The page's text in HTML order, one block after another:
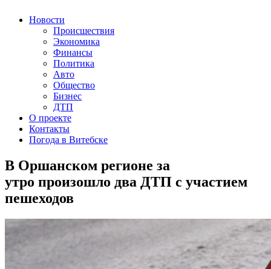
Новости
Происшествия
Экономика
Финансы
Политика
Авто
Общество
Бизнес
ДТП
О проекте
Контакты
Погода в Витебске
В Оршанском регионе за
утро произошло два ДТП с участием
пешеходов